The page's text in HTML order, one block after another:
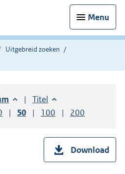
Menu
Uitgebreid zoeken
op:
aflopendSorteer op:
Titel oplopend
per pagina
resultaten per pagina
Toon
50 resultaten per pagina
Toon
100 resultaten per
Toon
200
Download